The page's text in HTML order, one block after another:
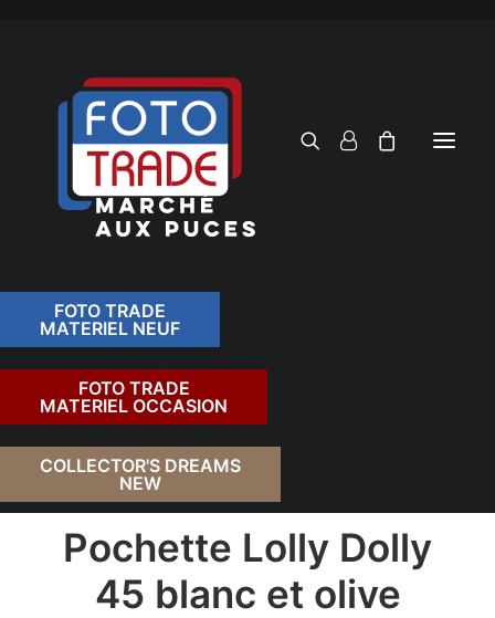
FOTO TRADE
MATERIEL NEUF
FOTO TRADE
MATERIEL OCCASION
COLLECTOR'S DREAMS
NEW
RETOUR
Pochette Lolly Dolly
45 blanc et olive